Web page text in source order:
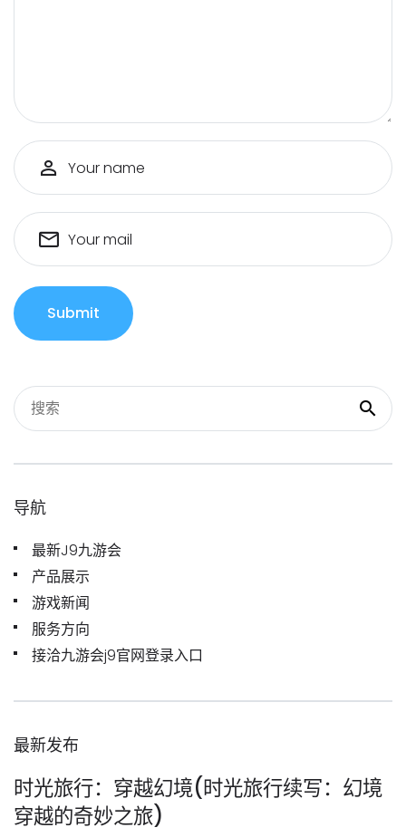
Your name
Your mail
Submit
导航
最新J9九游会
产品展示
游戏新闻
服务方向
接洽九游会j9官网登录入口
最新发布
时光旅行：穿越幻境(时光旅行续写：幻境
穿越的奇妙之旅)